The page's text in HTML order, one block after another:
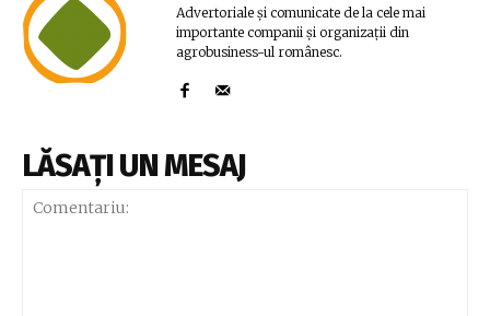
Advertoriale și comunicate de la cele mai
importante companii și organizații din
agrobusiness-ul românesc.
LĂSAȚI UN MESAJ